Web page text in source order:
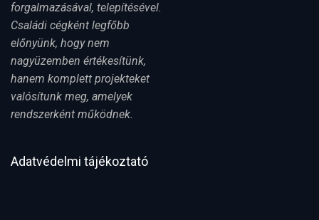
forgalmazásával, telepítésével.
Családi cégként legfőbb
előnyünk, hogy nem
nagyüzemben értékesítünk,
hanem komplett projekteket
valósítunk meg, amelyek
rendszerként működnek.
Adatvédelmi tájékoztató